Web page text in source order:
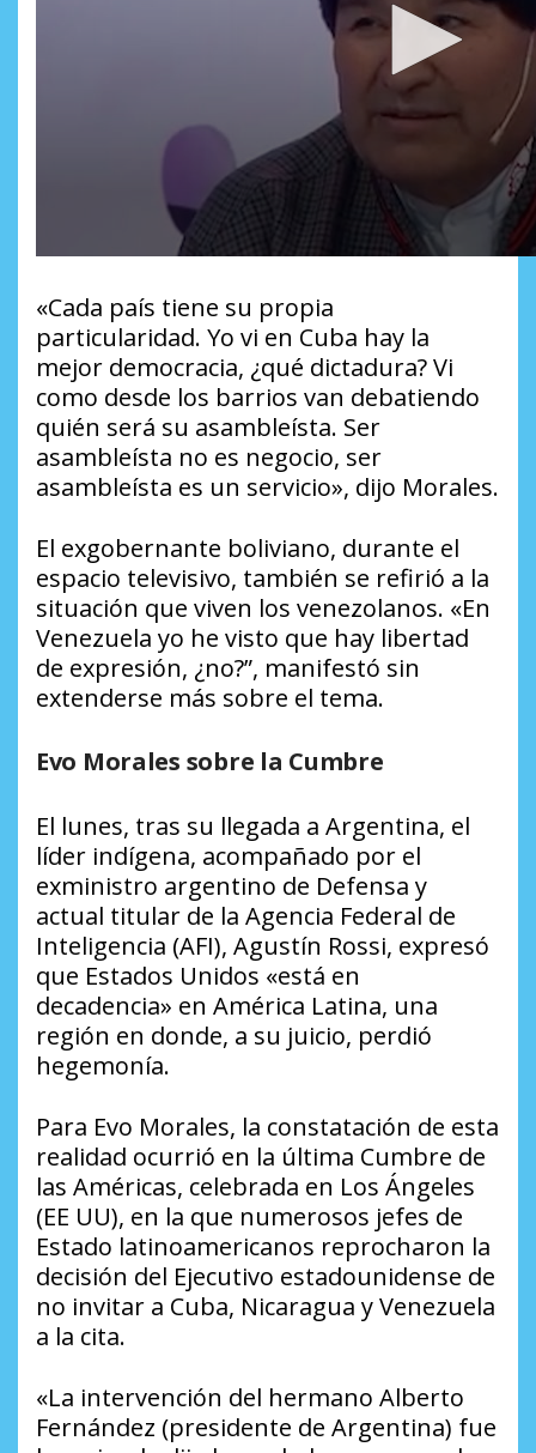
«Cada país tiene su propia
particularidad. Yo vi en Cuba hay la
mejor democracia, ¿qué dictadura? Vi
como desde los barrios van debatiendo
quién será su asambleísta. Ser
asambleísta no es negocio, ser
asambleísta es un servicio», dijo Morales.
El exgobernante boliviano, durante el
espacio televisivo, también se refirió a la
situación que viven los venezolanos. «En
Venezuela yo he visto que hay libertad
de expresión, ¿no?”, manifestó sin
extenderse más sobre el tema.
Evo Morales sobre la Cumbre
El lunes, tras su llegada a Argentina, el
líder indígena, acompañado por el
exministro argentino de Defensa y
actual titular de la Agencia Federal de
Inteligencia (AFI), Agustín Rossi, expresó
que Estados Unidos «está en
decadencia» en América Latina, una
región en donde, a su juicio, perdió
hegemonía.
Para Evo Morales, la constatación de esta
realidad ocurrió en la última Cumbre de
las Américas, celebrada en Los Ángeles
(EE UU), en la que numerosos jefes de
Estado latinoamericanos reprocharon la
decisión del Ejecutivo estadounidense de
no invitar a Cuba, Nicaragua y Venezuela
a la cita.
«La intervención del hermano Alberto
Fernández (presidente de Argentina) fue